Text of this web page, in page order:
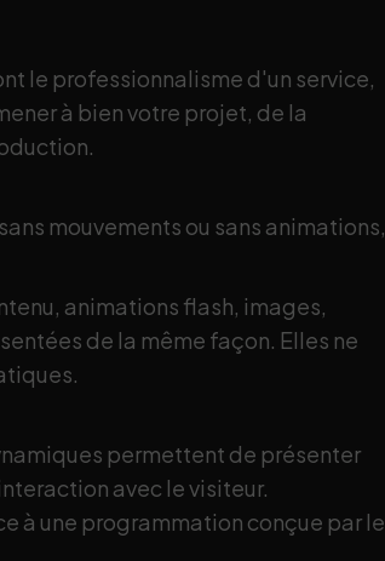
le professionnalisme d'un service,
à bien votre projet, de la
mouvements ou sans animations,
animations flash, images,
de la même façon. Elles ne
permettent de présenter
avec le visiteur.
à une programmation conçue par le